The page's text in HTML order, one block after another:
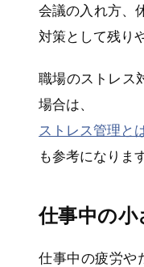
会議の入れ方、
対策として残り
職場のストレス
場合は、
ストレス管理と
も参考になりま
仕事中の
仕事中の疲労や